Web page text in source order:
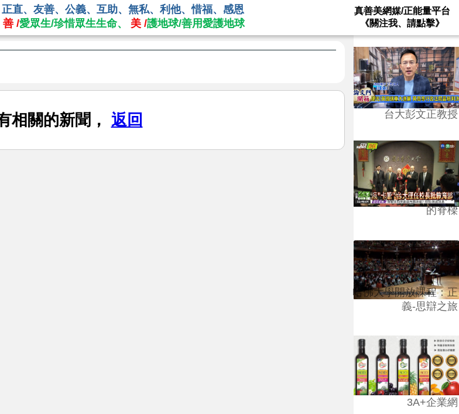
直、友善、公義、互助、無私、利他、惜福、感恩
善 /愛眾生/珍惜眾生生命、 美 /護地球/善用愛護地球
真善美網媒/正能量平台
《關注我、請點擊》
相關的新聞， 返回 台大彭文正教授
台學版的54/64》大學
的脊樑
哈佛大學開放課程：正
義-思辯之旅
3A+企業網